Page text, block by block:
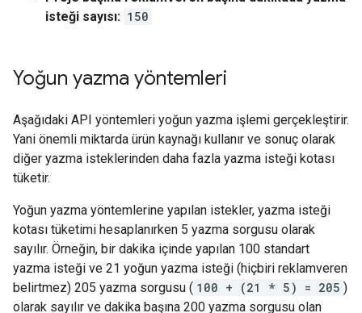
isteği sayısı: 150
Yoğun yazma yöntemleri
Aşağıdaki API yöntemleri yoğun yazma işlemi gerçekleştirir.
Yani önemli miktarda ürün kaynağı kullanır ve sonuç olarak
diğer yazma isteklerinden daha fazla yazma isteği kotası
tüketir.
Yoğun yazma yöntemlerine yapılan istekler, yazma isteği
kotası tüketimi hesaplanırken 5 yazma sorgusu olarak
sayılır. Örneğin, bir dakika içinde yapılan 100 standart
yazma isteği ve 21 yoğun yazma isteği (hiçbiri reklamveren
belirtmez) 205 yazma sorgusu ( 100 + (21 * 5) = 205 )
olarak sayılır ve dakika başına 200 yazma sorgusu olan